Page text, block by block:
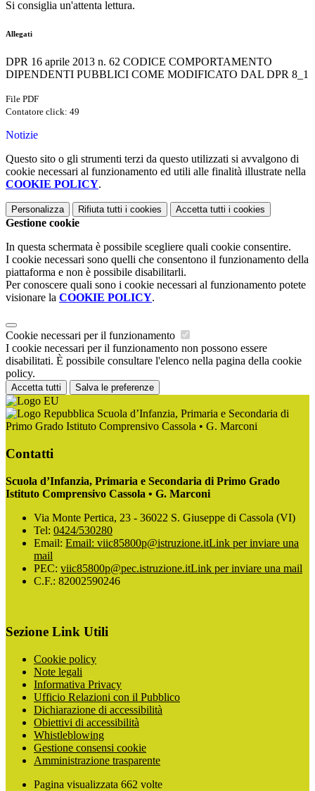
Si consiglia un'attenta lettura.
Allegati
DPR 16 aprile 2013 n. 62 CODICE COMPORTAMENTO
DIPENDENTI PUBBLICI COME MODIFICATO DAL DPR 8_1
File PDF
Contatore click: 49
Notizie
Questo sito o gli strumenti terzi da questo utilizzati si avvalgono di
cookie necessari al funzionamento ed utili alle finalità illustrate nella
COOKIE POLICY.
Personalizza Rifiuta tutti i cookies Accetta tutti i cookies
Gestione cookie
In questa schermata è possibile scegliere quali cookie consentire.
I cookie necessari sono quelli che consentono il funzionamento della
piattaforma e non è possibile disabilitarli.
Per conoscere quali sono i cookie necessari al funzionamento potete
visionare la COOKIE POLICY.
Cookie necessari per il funzionamento
I cookie necessari per il funzionamento non possono essere
disabilitati. È possibile consultare l'elenco nella pagina della cookie
policy.
Accetta tutti Salva le preferenze
Scuola d’Infanzia, Primaria e Secondaria di
Primo Grado Istituto Comprensivo Cassola • G. Marconi
Contatti
Scuola d’Infanzia, Primaria e Secondaria di Primo Grado
Istituto Comprensivo Cassola • G. Marconi
Via Monte Pertica, 23 - 36022 S. Giuseppe di Cassola (VI)
Tel: 0424/530280
Email: Email: viic85800p@istruzione.itLink per inviare una
mail
PEC: viic85800p@pec.istruzione.itLink per inviare una mail
C.F.: 82002590246
Sezione Link Utili
Cookie policy
Note legali
Informativa Privacy
Ufficio Relazioni con il Pubblico
Dichiarazione di accessibilità
Obiettivi di accessibilità
Whistleblowing
Gestione consensi cookie
Amministrazione trasparente
Pagina visualizzata 662 volte